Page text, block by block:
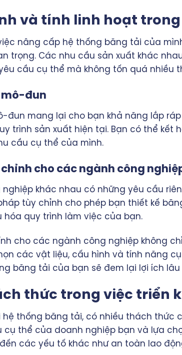
và tính linh hoạt
nâng cấp hệ thống băng tải của
trọng. Các nhu cầu sản xuất khác
cầu cụ thể mà không tốn quá nhiều
mô-đun
đun mang lại cho bạn khả năng lắp
trình sản xuất hiện tại. Bạn có thể
cầu cụ thể của mình.
cho các ngành công
khác nhau có những yêu cầu
tùy chỉnh cho phép bạn thiết kế
hóa quy trình làm việc của bạn.
cho các ngành công nghiệp không
các vật liệu, cấu hình và tính năng
băng tải của bạn sẽ đem lại lợi ích
thức trong việc triển
hệ thống băng tải, có nhiều thách
cụ thể của doanh nghiệp bạn và lựa
các yếu tố khác như an toàn lao